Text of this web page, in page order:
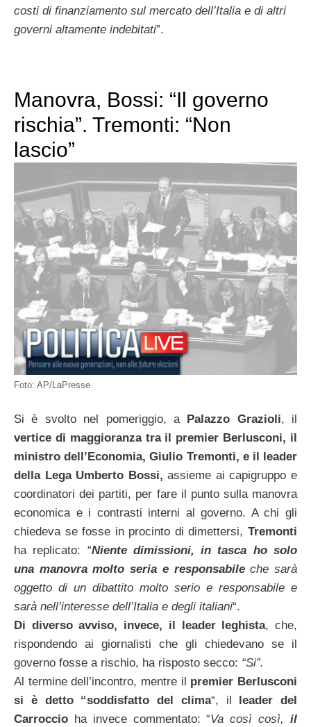
costi di finanziamento sul mercato dell’Italia e di altri
governi altamente indebitati”.
Manovra, Bossi: “Il governo
rischia”. Tremonti: “Non
lascio”
Foto: AP/LaPresse
Si è svolto nel pomeriggio, a Palazzo Grazioli, il
vertice di maggioranza tra il premier Berlusconi, il
ministro dell’Economia, Giulio Tremonti, e il leader
della Lega Umberto Bossi, assieme ai capigruppo e
coordinatori dei partiti, per fare il punto sulla manovra
economica e i contrasti interni al governo. A chi gli
chiedeva se fosse in procinto di dimettersi, Tremonti
ha replicato: “Niente dimissioni, in tasca ho solo
una manovra molto seria e responsabileche sarà
oggetto di un dibattito molto serio e responsabile e
sarà nell’interesse dell’Italia e degli italiani“.
Di diverso avviso, invece, il leader leghista, che,
rispondendo ai giornalisti che gli chiedevano se il
governo fosse a rischio, ha risposto secco: “Si”.
Al termine dell’incontro, mentre il premier Berlusconi
si è detto “soddisfatto del clima“, il leader del
Carroccio ha invece commentato: “Va così così,il